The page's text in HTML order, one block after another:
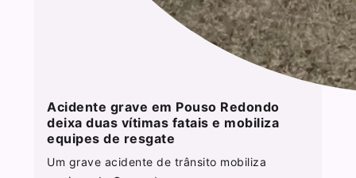
Acidente grave em Pouso Redondo
deixa duas vítimas fatais e mobiliza
equipes de resgate
Um grave acidente de trânsito mobiliza